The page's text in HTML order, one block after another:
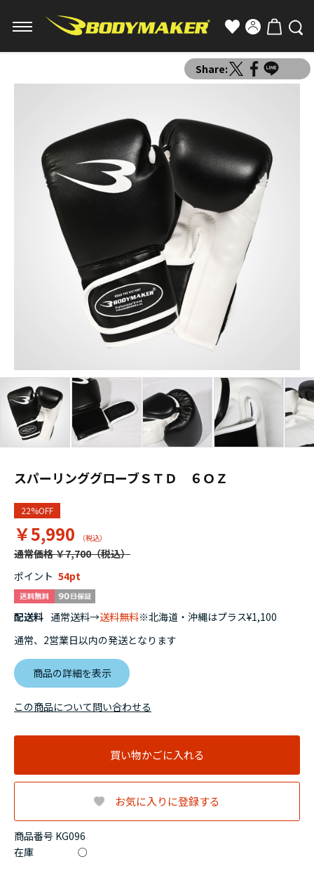
Share:
スパーリンググローブＳＴＤ ６ＯＺ
22%OFF
￥5,990
通常価格 ￥7,700
商品番号 KG096
ポイント 54
在庫 ○
配送料 通常送料→送料無料※北海道・沖縄はプラス¥1,100
通常、2営業日以内の発送となります
商品の詳細を表示
買い物かごに入れる
お気に入りに登録する
この商品について問い合わせる